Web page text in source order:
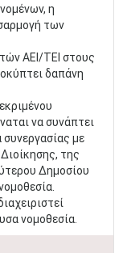
η
των
ΑΕΙ/ΤΕΙ στους
δαπάνη
να συνάπτει
με
της
Δημοσίου
νομοθεσία.